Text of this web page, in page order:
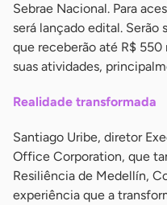
Sebrae Nacional. Para
será lançado edital. Serão
que receberão até R$
suas atividades,
Realidade transformada
Santiago Uribe, diretor
Office Corporation, que
Resiliência de Medellín,
experiência que a